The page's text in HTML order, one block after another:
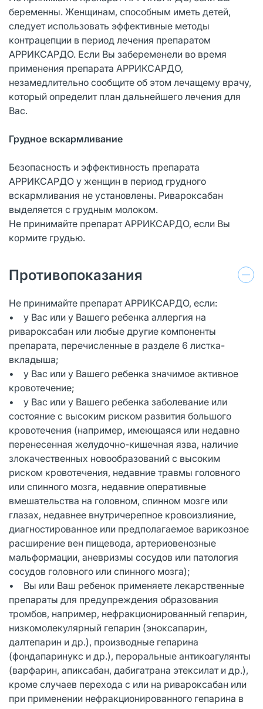
беременны. Женщинам, способным иметь детей,
следует использовать эффективные методы
контрацепции в период лечения препаратом
АРРИКСАРДО. Если Вы забеременели во время
применения препарата АРРИКСАРДО,
незамедлительно сообщите об этом лечащему врачу,
который определит план дальнейшего лечения для
Вас.
Грудное вскармливание
Безопасность и эффективность препарата
АРРИКСАРДО у женщин в период грудного
вскармливания не установлены. Ривароксабан
выделяется с грудным молоком.
Не принимайте препарат АРРИКСАРДО, если Вы
кормите грудью.
Противопоказания
Не принимайте препарат АРРИКСАРДО, если:
• у Вас или у Вашего ребенка аллергия на
ривароксабан или любые другие компоненты
препарата, перечисленные в разделе 6 листка-
вкладыша;
• у Вас или у Вашего ребенка значимое активное
кровотечение;
• у Вас или у Вашего ребенка заболевание или
состояние с высоким риском развития большого
кровотечения (например, имеющаяся или недавно
перенесенная желудочно-кишечная язва, наличие
злокачественных новообразований с высоким
риском кровотечения, недавние травмы головного
или спинного мозга, недавние оперативные
вмешательства на головном, спинном мозге или
глазах, недавнее внутричерепное кровоизлияние,
диагностированное или предполагаемое варикозное
расширение вен пищевода, артериовенозные
мальформации, аневризмы сосудов или патология
сосудов головного или спинного мозга);
• Вы или Ваш ребенок применяете лекарственные
препараты для предупреждения образования
тромбов, например, нефракционированный гепарин,
низкомолекулярный гепарин (эноксапарин,
далтепарин и др.), производные гепарина
(фондапаринукс и др.), пероральные антикоагулянты
(варфарин, апиксабан, дабигатрана этексилат и др.),
кроме случаев перехода с или на ривароксабан или
при применении нефракционированного гепарина в